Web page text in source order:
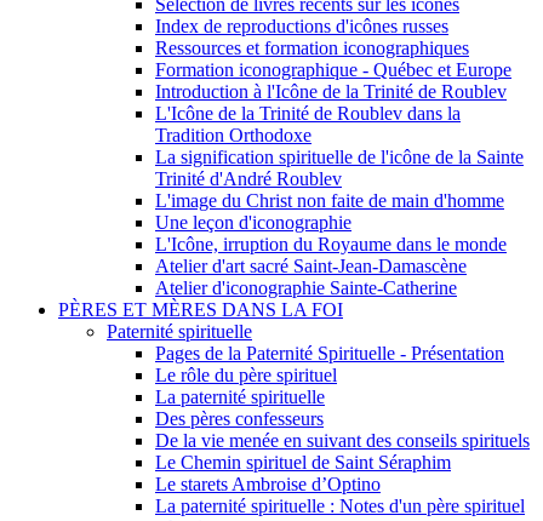
Index de reproductions d'icônes russes
Ressources et formation iconographiques
Formation iconographique - Québec et Europe
Introduction à l'Icône de la Trinité de Roublev
L'Icône de la Trinité de Roublev dans la
Tradition Orthodoxe
La signification spirituelle de l'icône de la Sainte
Trinité d'André Roublev
L'image du Christ non faite de main d'homme
Une leçon d'iconographie
L'Icône, irruption du Royaume dans le monde
Atelier d'art sacré Saint-Jean-Damascène
Atelier d'iconographie Sainte-Catherine
PÈRES ET MÈRES DANS LA FOI
Paternité spirituelle
Pages de la Paternité Spirituelle - Présentation
Le rôle du père spirituel
La paternité spirituelle
Des pères confesseurs
De la vie menée en suivant des conseils spirituels
Le Chemin spirituel de Saint Séraphim
Le starets Ambroise d’Optino
La paternité spirituelle : Notes d'un père spirituel